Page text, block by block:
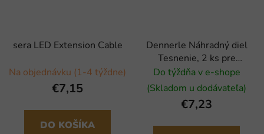
sera LED Extension Cable
Na objednávku (1-4 týždne)
€7,15
DO KOŠÍKA
Dennerle Náhradný diel
Tesnenie, 2 ks pre
jednorázový redukčný ventil
Do týždňa v e-shope
(Skladom u dodávateľa)
€7,23